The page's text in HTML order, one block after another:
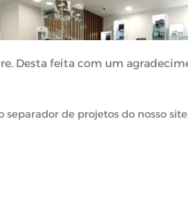
Desta feita com um
de projetos do nosso